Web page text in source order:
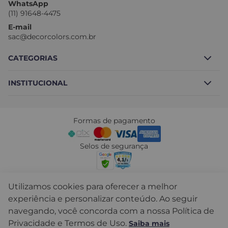
com crianças e pets.
✔Cimento Queimado:
✔Tecnologia Avançada:
superior.
WhatsApp
(11) 91648-4475
E-mail
sac@decorcolors.com.br
CATEGORIAS
Borracha Líquida
Cimento Queimado
Acessórios e Complementos
INSTITUCIONAL
Políticas de Privacidade
Mapa do Site
Seja um Franqueado
Formas de pagamento
Selos de segurança
Decor Colors Tintas LTDA - CNPJ: 19.082.242/0001-08 © Todos
os direitos reservados. 2024
Utilizamos cookies para oferecer a melhor
experiência e personalizar conteúdo. Ao seguir
navegando, você concorda com a nossa Política de
Privacidade e Termos de Uso. Saiba mais